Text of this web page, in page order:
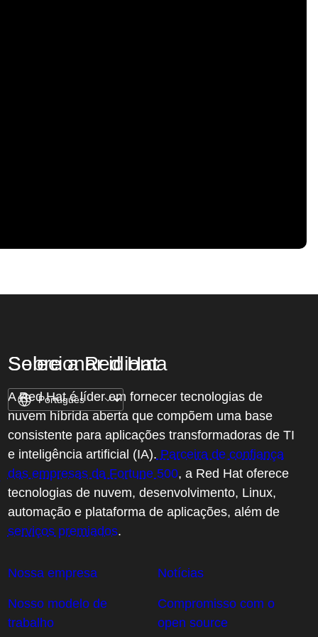
Sobre a Red Hat
A Red Hat é líder em fornecer tecnologias de
nuvem híbrida aberta que compõem uma base
consistente para aplicações transformadoras de TI
e inteligência artificial (IA). Parceira de confiança
das empresas da Fortune 500, a Red Hat oferece
tecnologias de nuvem, desenvolvimento, Linux,
automação e plataforma de aplicações, além de
serviços premiados.
Nossa empresa
Nosso modelo de
trabalho
Notícias
Compromisso com o
open source
Selecionar idioma